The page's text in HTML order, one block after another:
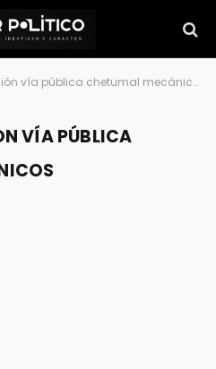
vía pública chetumal mecánicos"
VÍA PÚBLICA